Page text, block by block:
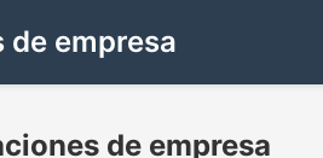
de empresa
de empresa